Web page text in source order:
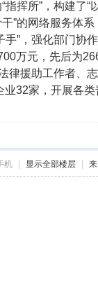
指挥所”，构建了
”的网络服务体
手”，强化部门
万元，先后为
律援助工作者、
业32家，开展各
机 显示全部楼层